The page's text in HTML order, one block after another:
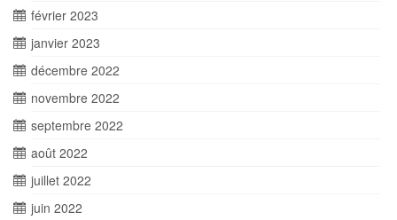
février 2023
janvier 2023
décembre 2022
novembre 2022
septembre 2022
août 2022
juillet 2022
juin 2022